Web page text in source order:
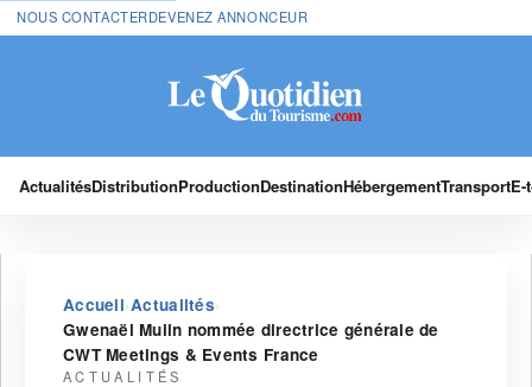
NOUS CONTACTERDEVENEZ ANNONCEUR
ActualitésDistributionProductionDestinationHébergementTransport
Accueil›Actualités›
Gwenaël Mulin nommée directrice générale de
CWT Meetings & Events France
ACTUALITÉS